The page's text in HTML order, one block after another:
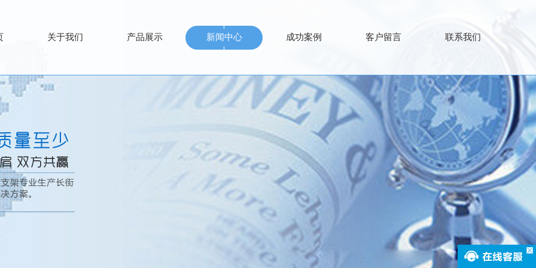
关于我们 产品展示 新闻中心 成功案例 客户留言 联系我们